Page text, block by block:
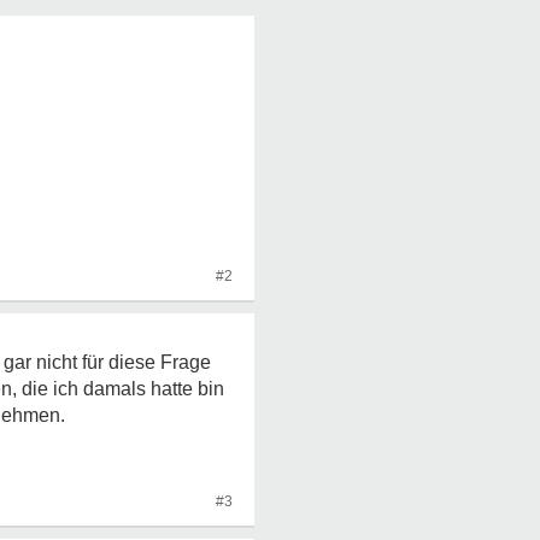
#2
nicht für diese Frage
die ich damals hatte bin
#3